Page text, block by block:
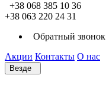
+38 068 385 10 36
+38 063 220 24 31
Обратный звонок
Акции Контакты О нас
Везде